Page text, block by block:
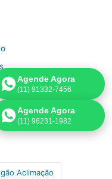
Aclimação
Agende Agora
(11) 91332-7456
Agende Agora
(11) 96231-1982